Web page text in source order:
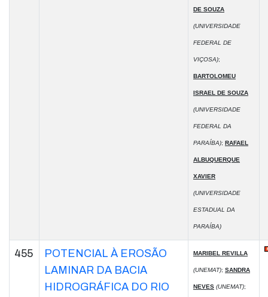
DE SOUZA
(UNIVERSIDADE
FEDERAL DE
VIÇOSA);
BARTOLOMEU
ISRAEL DE SOUZA
(UNIVERSIDADE
FEDERAL DA
PARAÍBA); RAFAEL
ALBUQUERQUE
XAVIER
(UNIVERSIDADE
ESTADUAL DA
PARAÍBA)
455
POTENCIAL À EROSÃO
LAMINAR DA BACIA
HIDROGRÁFICA DO RIO
MARIBEL REVILLA
(UNEMAT); SANDRA
NEVES (UNEMAT);